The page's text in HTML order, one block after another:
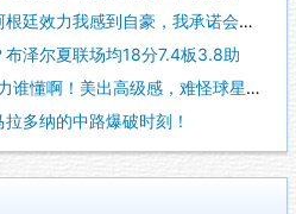
效力我感到自豪，我承诺会全力把世
布泽尔夏联场均18分7.4板3.8助
懂啊！美出高级感，难怪球星都
多纳的中路爆破时刻！